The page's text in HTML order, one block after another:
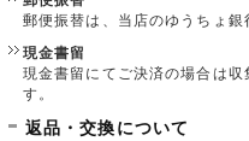
郵便振替は、当店のゆうちょ銀
現金書留
現金書留にてご決済の場合は
す。
返品・交換について